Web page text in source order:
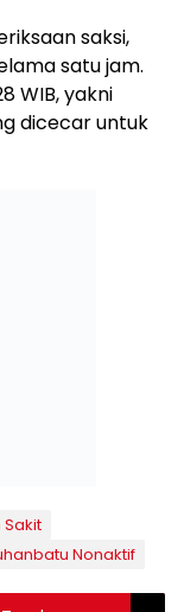
saksi,
satu jam.
WIB, yakni
dicecar untuk
Sakit
Nonaktif